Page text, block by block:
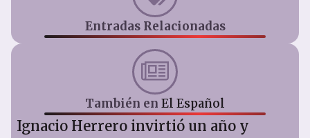
Entradas Relacionadas
También en El Español
Ignacio Herrero invirtió un año y